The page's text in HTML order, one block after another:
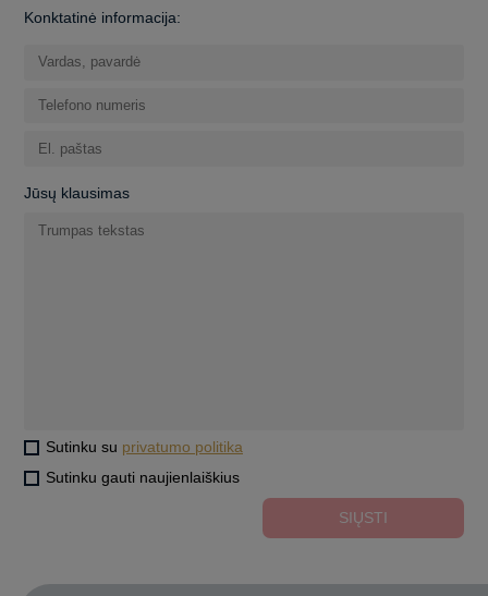
Konktatinė informacija:
Jūsų klausimas
Sutinku su privatumo politika
Sutinku gauti naujienlaiškius
SIŲSTI